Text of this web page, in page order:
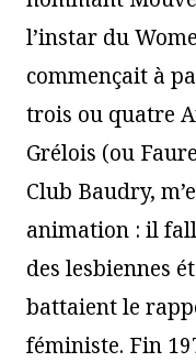
l’instar du
commençait à
trois ou quatre
Grélois (ou
Club Baudry,
animation : il
des lesbiennes
battaient le
féministe. Fin